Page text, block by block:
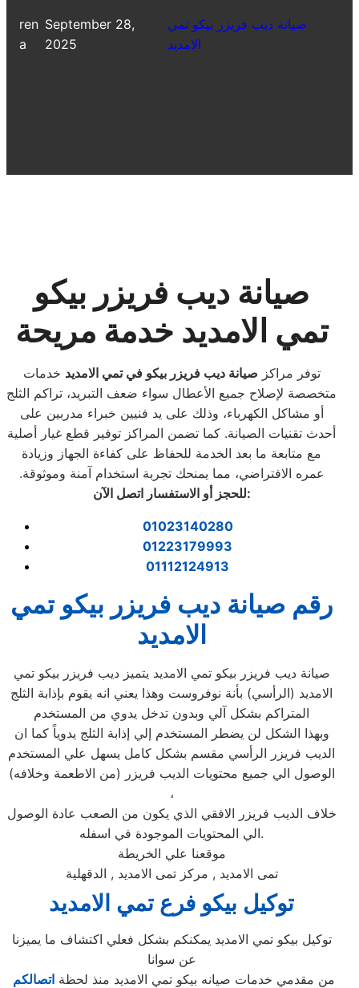
ren
a
September 28,
2025
صيانة ديب فريزر بيكو تمي
الامديد
صيانة ديب فريزر بيكو
تمي الامديد خدمة مريحة
توفر مراكز صيانة ديب فريزر بيكو في تمي الامديد خدمات
متخصصة لإصلاح جميع الأعطال سواء ضعف التبريد، تراكم الثلج
أو مشاكل الكهرباء، وذلك على يد فنيين خبراء مدربين على
أحدث تقنيات الصيانة. كما تضمن المراكز توفير قطع غيار أصلية
مع متابعة ما بعد الخدمة للحفاظ على كفاءة الجهاز وزيادة
عمره الافتراضي، مما يمنحك تجربة استخدام آمنة وموثوقة.
للحجز أو الاستفسار اتصل الآن:
01023140280
01223179993
01112124913
رقم صيانة ديب فريزر بيكو تمي
الامديد
صيانة ديب فريزر بيكو تمي الامديد يتميز ديب فريزر بيكو تمي
الامديد (الرأسي) بأنة نوفروست وهذا يعني انه يقوم بإذابة الثلج
المتراكم بشكل آلي وبدون تدخل يدوي من المستخدم
وبهذا الشكل لن يضطر المستخدم إلي إذابة الثلج يدوياً كما ان
الديب فريزر الرأسي مقسم بشكل كامل يسهل علي المستخدم
الوصول الي جميع محتويات الديب فريزر (من الاطعمة وخلافه)
،
خلاف الديب فريزر الافقي الذي يكون من الصعب عادة الوصول
الي المحتويات الموجودة في اسفله.
موقعنا علي الخريطة
تمى الامديد , مركز تمى الامديد , الدقهلية
توكيل بيكو فرع تمي الامديد
توكيل بيكو تمي الامديد يمكنكم بشكل فعلي اكتشاف ما يميزنا
عن سوانا
من مقدمي خدمات صيانه بيكو تمي الامديد منذ لحظةاتصالكم